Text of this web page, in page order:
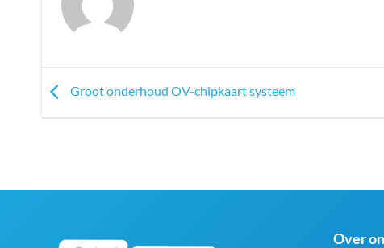
Groot onderhoud OV-chipkaart systeem
Over